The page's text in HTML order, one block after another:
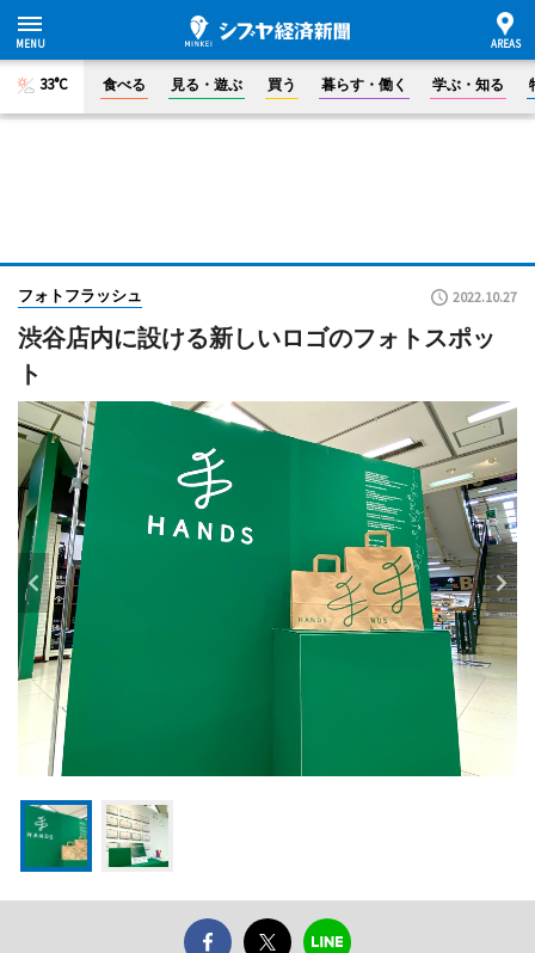
33°C 食べる 見る・遊ぶ 買う 暮らす・働く 学ぶ・知る
フォトフラッシュ 2022.10.27
渋谷店内に設ける新しいロゴのフォトスポッ
ト